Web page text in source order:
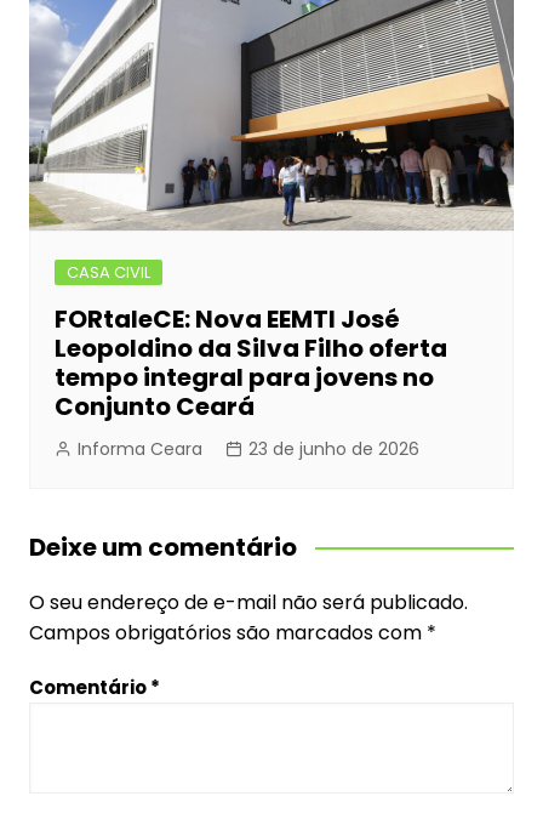
CASA CIVIL
FORtaleCE: Nova EEMTI José
Leopoldino da Silva Filho oferta
tempo integral para jovens no
Conjunto Ceará
Informa Ceara 23 de junho de 2026
Deixe um comentário
O seu endereço de e-mail não será publicado.
Campos obrigatórios são marcados com *
Comentário*